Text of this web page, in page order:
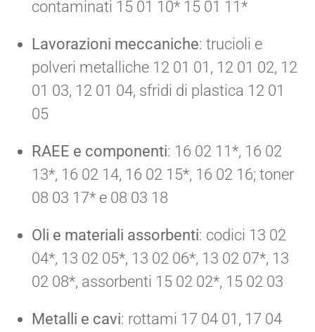
contaminati 15 01 10* 15 01 11*
Lavorazioni meccaniche: trucioli e
polveri metalliche 12 01 01, 12 01 02, 12
01 03, 12 01 04, sfridi di plastica 12 01
05
RAEE e componenti: 16 02 11*, 16 02
13*, 16 02 14, 16 02 15*, 16 02 16; toner
08 03 17* e 08 03 18
Oli e materiali assorbenti: codici 13 02
04*, 13 02 05*, 13 02 06*, 13 02 07*, 13
02 08*, assorbenti 15 02 02*, 15 02 03
Metalli e cavi: rottami 17 04 01, 17 04